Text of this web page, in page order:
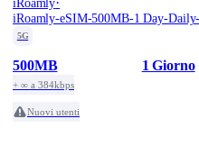
iRoamly
iRoamly-eSIM-500MB-1 Day-
5G
500MB
+ ∞ a 384kbps
1 Giorno
Nuovi utenti